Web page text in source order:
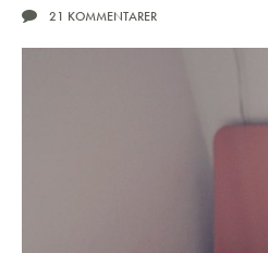
21 KOMMENTARER